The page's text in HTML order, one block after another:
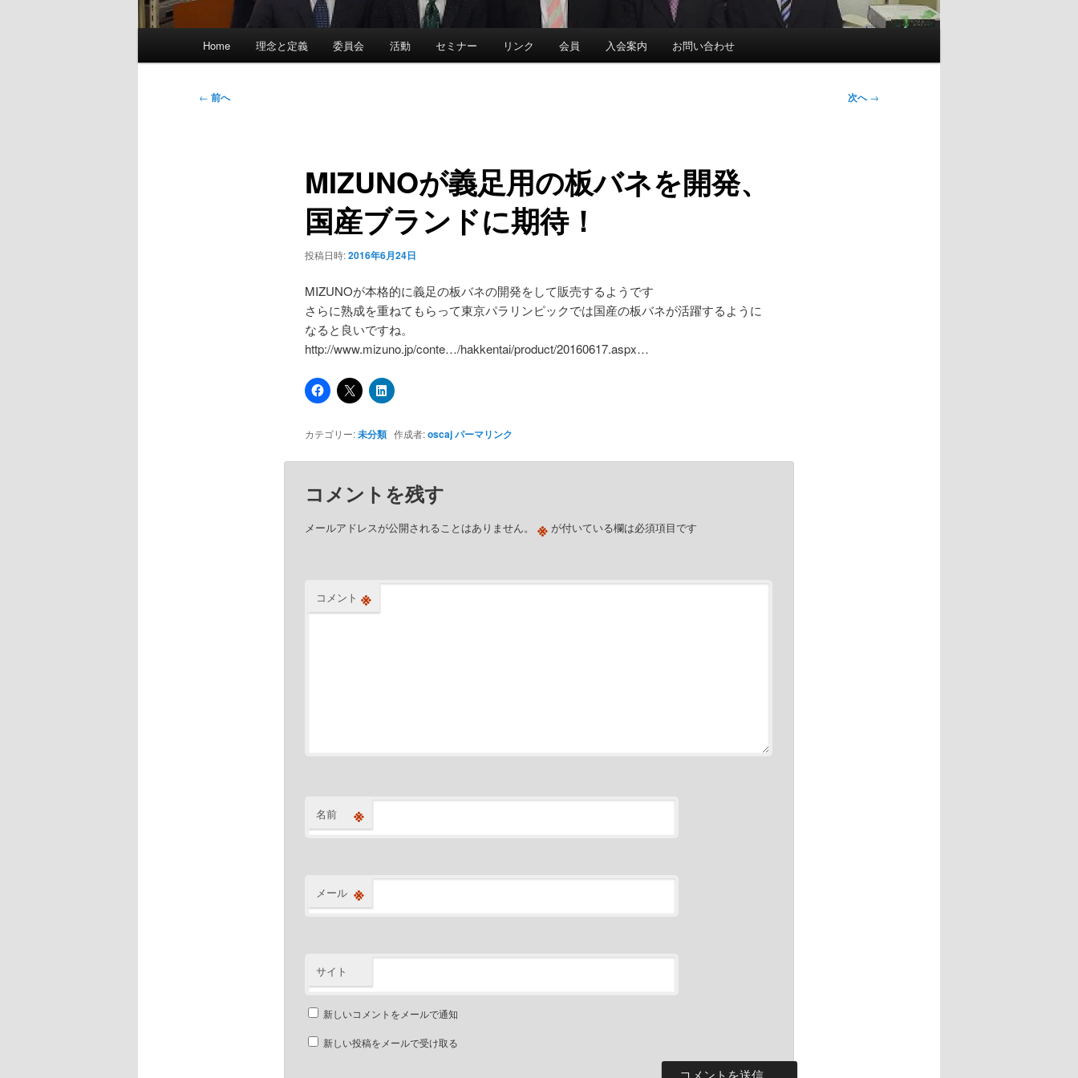
Home 理念と定義 委員会 活動 セミナー リンク 会員 入会案内 お問い合わせ
投
← 前へ 次へ→
MIZUNOが義足用の板バネを開発、
国産ブランドに期待！
投稿日時:2016年6月24日
MIZUNOが本格的に義足の板バネの開発をして販売するようです
さらに熟成を重ねてもらって東京パラリンピックでは国産の板バネが活躍するように
なると良いですね。
http://www.mizuno.jp/conte…/hakkentai/product/20160617.aspx…
カテゴリー:未分類作成者:oscajパーマリンク
コメントを残す
メールアドレスが公開されることはありません。 ※が付いている欄は必須項目です
コメント ※
名前 ※
メール ※
サイト
新しいコメントをメールで通知
新しい投稿をメールで受け取る